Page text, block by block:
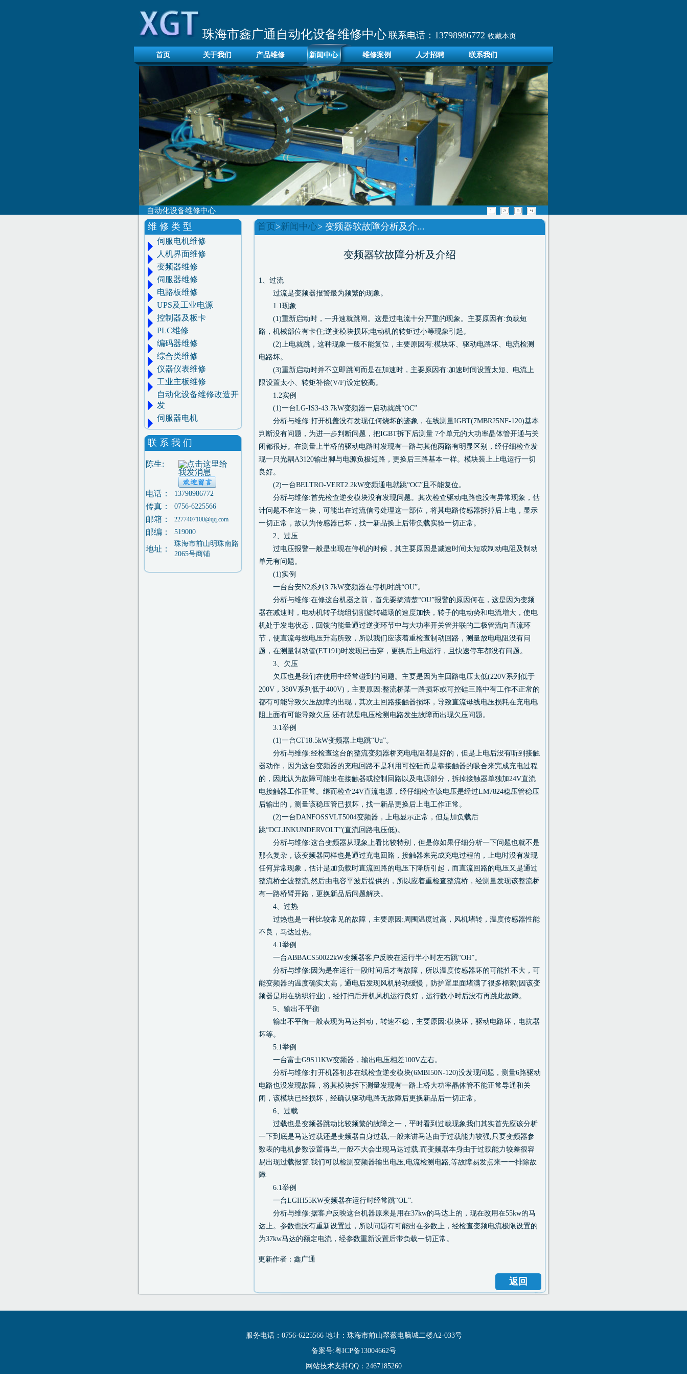
珠海市鑫广通自动化设备维修中心 联系电话：13798986772 收藏本页
首页 关于我们 产品维修 新闻中心 维修案例 人才招聘 联系我们
自动化设备维修中心
维 修 类 型
伺服电机维修
人机界面维修
变频器维修
伺服器维修
电路板维修
UPS及工业电源
控制器及板卡
PLC维修
编码器维修
综合类维修
仪器仪表维修
工业主板维修
自动化设备维修改造开
发
伺服器电机
联 系 我 们
陈生:
电话： 13798986772
传真： 0756-6225566
邮箱： 2277407100@qq.com
邮编： 519000
地址：
珠海市前山明珠南路
2065号商铺
首页>新闻中心> 变频器软故障分析及介...
变频器软故障分析及介绍
1、过流
过流是变频器报警最为频繁的现象。
1.1现象
(1)重新启动时，一升速就跳闸。这是过电流十分严重的现象。主要原因有:负载短
路，机械部位有卡住;逆变模块损坏;电动机的转矩过小等现象引起。
(2)上电就跳，这种现象一般不能复位，主要原因有:模块坏、驱动电路坏、电流检测
电路坏。
(3)重新启动时并不立即跳闸而是在加速时，主要原因有:加速时间设置太短、电流上
限设置太小、转矩补偿(V/F)设定较高。
1.2实例
(1)一台LG-IS3-43.7kW变频器一启动就跳“OC”
分析与维修:打开机盖没有发现任何烧坏的迹象，在线测量IGBT(7MBR25NF-120)基本
判断没有问题，为进一步判断问题，把IGBT拆下后测量 7个单元的大功率晶体管开通与关
闭都很好。在测量上半桥的驱动电路时发现有一路与其他两路有明显区别，经仔细检查发
现一只光耦A3120输出脚与电源负极短路，更换后三路基本一样。模块装上上电运行一切
良好。
(2)一台BELTRO-VERT2.2kW变频通电就跳“OC”且不能复位。
分析与维修:首先检查逆变模块没有发现问题。其次检查驱动电路也没有异常现象，估
计问题不在这一块，可能出在过流信号处理这一部位，将其电路传感器拆掉后上电，显示
一切正常，故认为传感器已坏，找一新品换上后带负载实验一切正常。
2、过压
过电压报警一般是出现在停机的时候，其主要原因是减速时间太短或制动电阻及制动
单元有问题。
(1)实例
一台台安N2系列3.7kW变频器在停机时跳“OU”。
分析与维修:在修这台机器之前，首先要搞清楚“OU”报警的原因何在，这是因为变频
器在减速时，电动机转子绕组切割旋转磁场的速度加快，转子的电动势和电流增大，使电
机处于发电状态，回馈的能量通过逆变环节中与大功率开关管并联的二极管流向直流环
节，使直流母线电压升高所致，所以我们应该着重检查制动回路，测量放电电阻没有问
题，在测量制动管(ET191)时发现已击穿，更换后上电运行，且快速停车都没有问题。
3、欠压
欠压也是我们在使用中经常碰到的问题。主要是因为主回路电压太低(220V系列低于
200V，380V系列低于400V)，主要原因:整流桥某一路损坏或可控硅三路中有工作不正常的
都有可能导致欠压故障的出现，其次主回路接触器损坏，导致直流母线电压损耗在充电电
阻上面有可能导致欠压.还有就是电压检测电路发生故障而出现欠压问题。
3.1举例
(1)一台CT18.5kW变频器上电跳“Uu”。
分析与维修:经检查这台的整流变频器桥充电电阻都是好的，但是上电后没有听到接触
器动作，因为这台变频器的充电回路不是利用可控硅而是靠接触器的吸合来完成充电过程
的，因此认为故障可能出在接触器或控制回路以及电源部分，拆掉接触器单独加24V直流
电接触器工作正常。继而检查24V直流电源，经仔细检查该电压是经过LM7824稳压管稳压
后输出的，测量该稳压管已损坏，找一新品更换后上电工作正常。
(2)一台DANFOSSVLT5004变频器，上电显示正常，但是加负载后
跳“DCLINKUNDERVOLT”(直流回路电压低)。
分析与维修:这台变频器从现象上看比较特别，但是你如果仔细分析一下问题也就不是
那么复杂，该变频器同样也是通过充电回路，接触器来完成充电过程的，上电时没有发现
任何异常现象，估计是加负载时直流回路的电压下降所引起，而直流回路的电压又是通过
整流桥全波整流,然后由电容平波后提供的，所以应着重检查整流桥，经测量发现该整流桥
有一路桥臂开路，更换新品后问题解决。
4、过热
过热也是一种比较常见的故障，主要原因:周围温度过高，风机堵转，温度传感器性能
不良，马达过热。
4.1举例
一台ABBACS50022kW变频器客户反映在运行半小时左右跳“OH”。
分析与维修:因为是在运行一段时间后才有故障，所以温度传感器坏的可能性不大，可
能变频器的温度确实太高，通电后发现风机转动缓慢，防护罩里面堵满了很多棉絮(因该变
频器是用在纺织行业)，经打扫后开机风机运行良好，运行数小时后没有再跳此故障。
5、输出不平衡
输出不平衡一般表现为马达抖动，转速不稳，主要原因:模块坏，驱动电路坏，电抗器
坏等。
5.1举例
一台富士G9S11KW变频器，输出电压相差100V左右。
分析与维修:打开机器初步在线检查逆变模块(6MBI50N-120)没发现问题，测量6路驱动
电路也没发现故障，将其模块拆下测量发现有一路上桥大功率晶体管不能正常导通和关
闭，该模块已经损坏，经确认驱动电路无故障后更换新品后一切正常。
6、过载
过载也是变频器跳动比较频繁的故障之一，平时看到过载现象我们其实首先应该分析
一下到底是马达过载还是变频器自身过载,一般来讲马达由于过载能力较强,只要变频器参
数表的电机参数设置得当,一般不大会出现马达过载.而变频器本身由于过载能力较差很容
易出现过载报警.我们可以检测变频器输出电压,电流检测电路,等故障易发点来一一排除故
障.
6.1举例
一台LGIH55KW变频器在运行时经常跳“OL”.
分析与维修:据客户反映这台机器原来是用在37kw的马达上的，现在改用在55kw的马
达上。参数也没有重新设置过，所以问题有可能出在参数上，经检查变频电流极限设置的
为37kw马达的额定电流，经参数重新设置后带负载一切正常。
更新作者：鑫广通
返回
服务电话：0756-6225566 地址：珠海市前山翠薇电脑城二楼A2-033号
备案号:粤ICP备13004662号
网站技术支持QQ：2467185260